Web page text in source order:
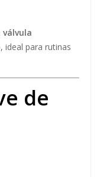
ideal para rutinas
de